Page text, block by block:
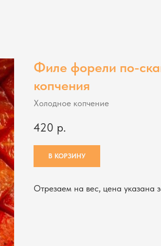
Филе форели по-
копчения
Холодное копчение
420 р.
В КОРЗИНУ
Отрезаем на вес, цена указана